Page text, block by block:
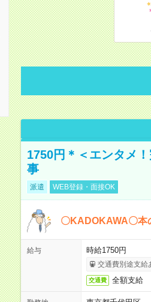
1750円＊＜エンタメ
事
派遣 WEB登録・面接OK
〇KADOKAWA〇本
給与 時給1750円
交通費別途支給
交通費 全額支給